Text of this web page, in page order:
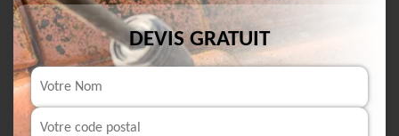
DEVIS GRATUIT